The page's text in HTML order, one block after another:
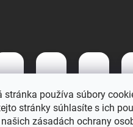
stránka používa súbory
stránky súhlasíte s ich
zásadách ochrany
Upraviť nastavenie cookies